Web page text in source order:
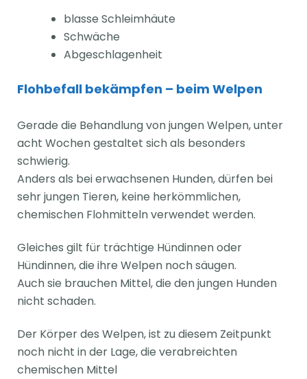
blasse Schleimhäute
Schwäche
Abgeschlagenheit
Flohbefall bekämpfen – beim Welpen
Gerade die Behandlung von jungen Welpen, unter
acht Wochen gestaltet sich als besonders
schwierig.
Anders als bei erwachsenen Hunden, dürfen bei
sehr jungen Tieren, keine herkömmlichen,
chemischen Flohmitteln verwendet werden.
Gleiches gilt für trächtige Hündinnen oder
Hündinnen, die ihre Welpen noch säugen.
Auch sie brauchen Mittel, die den jungen Hunden
nicht schaden.
Der Körper des Welpen, ist zu diesem Zeitpunkt
noch nicht in der Lage, die verabreichten
chemischen Mittel